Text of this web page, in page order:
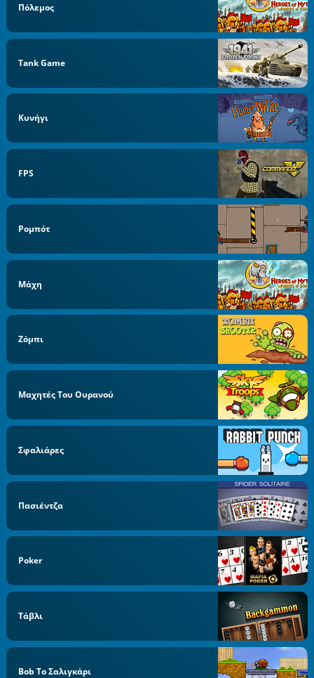
Πόλεμος
Tank Game
Κυνήγι
FPS
Ρομπότ
Μάχη
Ζόμπι
Μαχητές Του Ουρανού
Σφαλιάρες
Πασιέντζα
Poker
Τάβλι
Bob Το Σαλιγκάρι